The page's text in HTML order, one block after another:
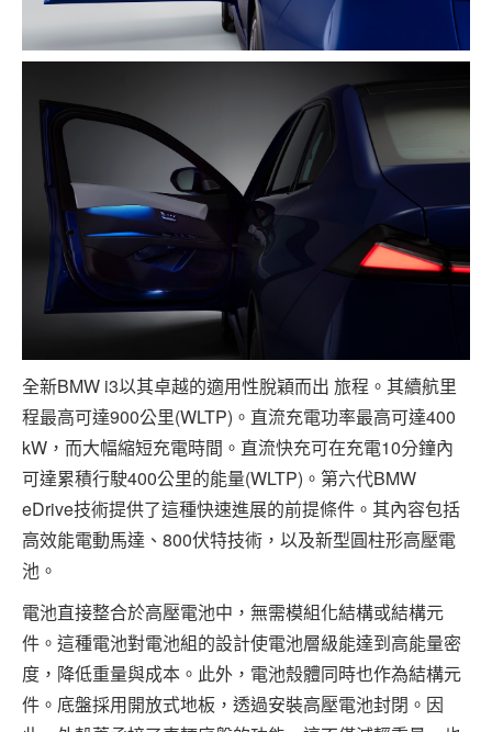
全新BMW i3以其卓越的適用性脫穎而出 旅程。其續航里
程最高可達900公里(WLTP)。直流充電功率最高可達400
kW，而大幅縮短充電時間。直流快充可在充電10分鐘內
可達累積行駛400公里的能量(WLTP)。第六代BMW
eDrive技術提供了這種快速進展的前提條件。其內容包括
高效能電動馬達、800伏特技術，以及新型圓柱形高壓電
池。
電池直接整合於高壓電池中，無需模組化結構或結構元
件。這種電池對電池組的設計使電池層級能達到高能量密
度，降低重量與成本。此外，電池殼體同時也作為結構元
件。底盤採用開放式地板，透過安裝高壓電池封閉。因